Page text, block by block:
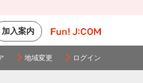
加入案内
地域変更 ログイン